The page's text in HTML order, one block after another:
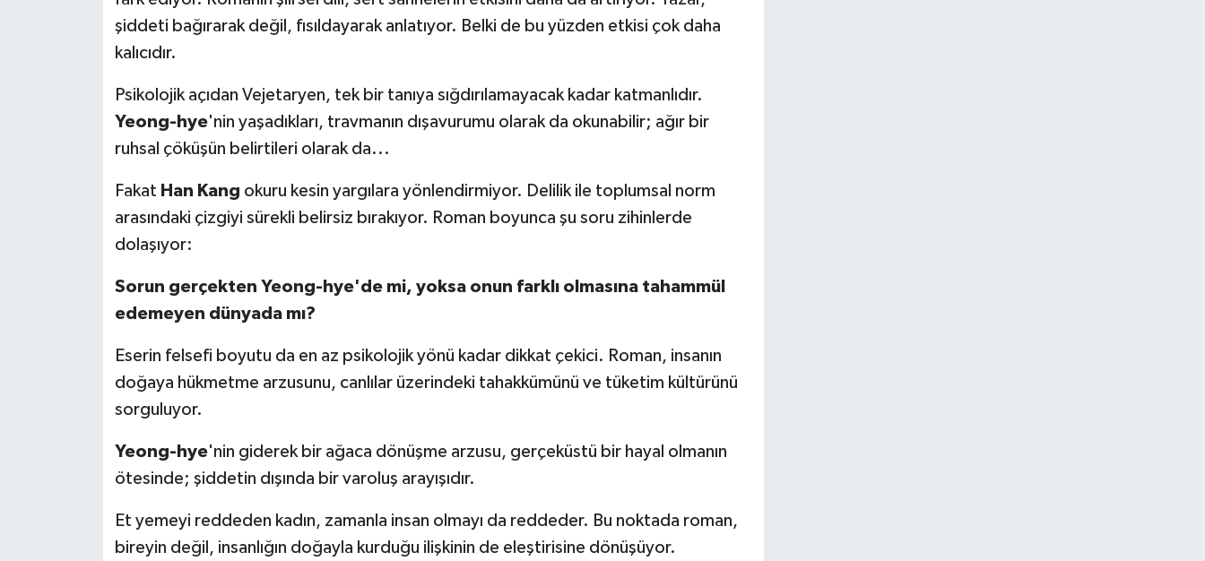
şiddeti bağırarak değil, fısıldayarak anlatıyor. Belki de bu yüzden etkisi çok daha
kalıcıdır.
Psikolojik açıdan Vejetaryen, tek bir tanıya sığdırılamayacak kadar katmanlıdır.
Yeong-hye'nin yaşadıkları, travmanın dışavurumu olarak da okunabilir; ağır bir
ruhsal çöküşün belirtileri olarak da...
Fakat Han Kang okuru kesin yargılara yönlendirmiyor. Delilik ile toplumsal norm
arasındaki çizgiyi sürekli belirsiz bırakıyor. Roman boyunca şu soru zihinlerde
dolaşıyor:
Sorun gerçekten Yeong-hye'de mi, yoksa onun farklı olmasına tahammül
edemeyen dünyada mı?
Eserin felsefi boyutu da en az psikolojik yönü kadar dikkat çekici. Roman, insanın
doğaya hükmetme arzusunu, canlılar üzerindeki tahakkümünü ve tüketim kültürünü
sorguluyor.
Yeong-hye'nin giderek bir ağaca dönüşme arzusu, gerçeküstü bir hayal olmanın
ötesinde; şiddetin dışında bir varoluş arayışıdır.
Et yemeyi reddeden kadın, zamanla insan olmayı da reddeder. Bu noktada roman,
bireyin değil, insanlığın doğayla kurduğu ilişkinin de eleştirisine dönüşüyor.